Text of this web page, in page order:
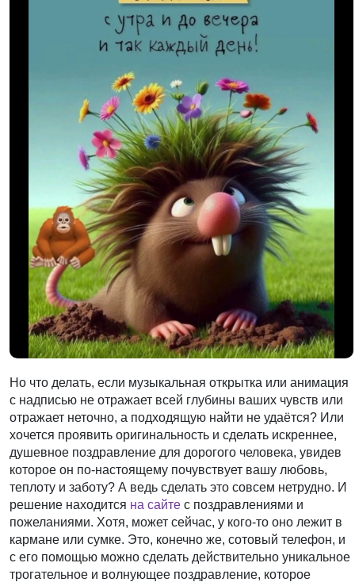
Но что делать, если музыкальная открытка или анимация
с надписью не отражает всей глубины ваших чувств или
отражает неточно, а подходящую найти не удаётся? Или
хочется проявить оригинальность и сделать искреннее,
душевное поздравление для дорогого человека, увидев
которое он по-настоящему почувствует вашу любовь,
теплоту и заботу? А ведь сделать это совсем нетрудно. И
решение находится на сайте с поздравлениями и
пожеланиями. Хотя, может сейчас, у кого-то оно лежит в
кармане или сумке. Это, конечно же, сотовый телефон, и
с его помощью можно сделать действительно уникальное
трогательное и волнующее поздравление, которое